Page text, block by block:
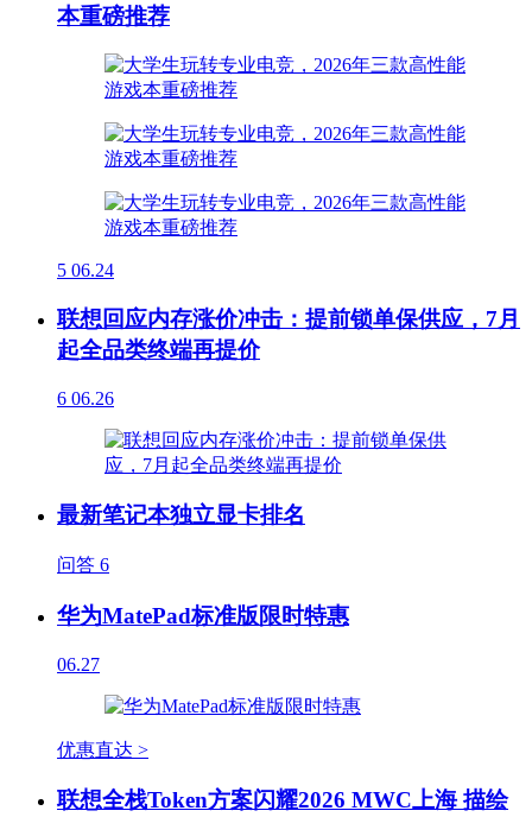
本重磅推荐
5 06.24
联想回应内存涨价冲击：提前锁单保供应，7月
起全品类终端再提价
6 06.26
最新笔记本独立显卡排名
问答 6
华为MatePad标准版限时特惠
06.27
优惠直达 >
联想全栈Token方案闪耀2026 MWC上海 描绘